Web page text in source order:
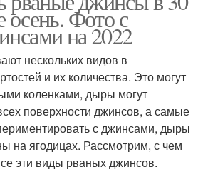
Фото с
на 2022
нескольких видов в
и их количества. Это могут
коленками, дыры могут
поверхности джинсов, а самые
с джинсами, дыры
на ягодицах. Рассмотрим, с чем
эти виды рваных джинсов.